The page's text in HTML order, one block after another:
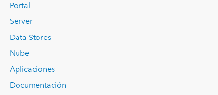
Portal
Server
Data Stores
Nube
Aplicaciones
Documentación